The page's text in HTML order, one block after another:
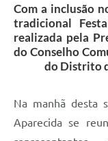
Com a inclusão
tradicional
realizada pela
do Conselho
do Distrito
Na manhã desta
Aparecida se